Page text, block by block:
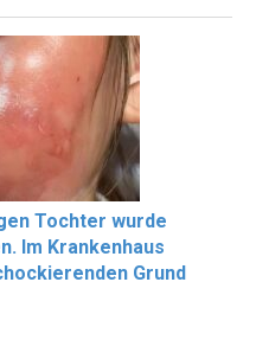
Tochter wurde
Im Krankenhaus
Grund